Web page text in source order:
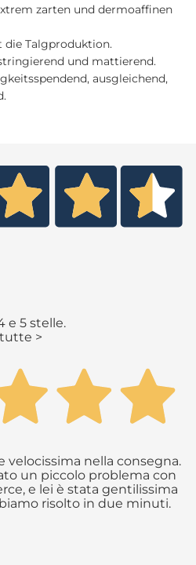
zarten und dermoaffinen
die Talgproduktion.
und mattierend.
ausgleichend,
e 5 stelle.
>
velocissima nella consegna.
un piccolo problema con
e lei è stata gentilissima
risolto in due minuti.